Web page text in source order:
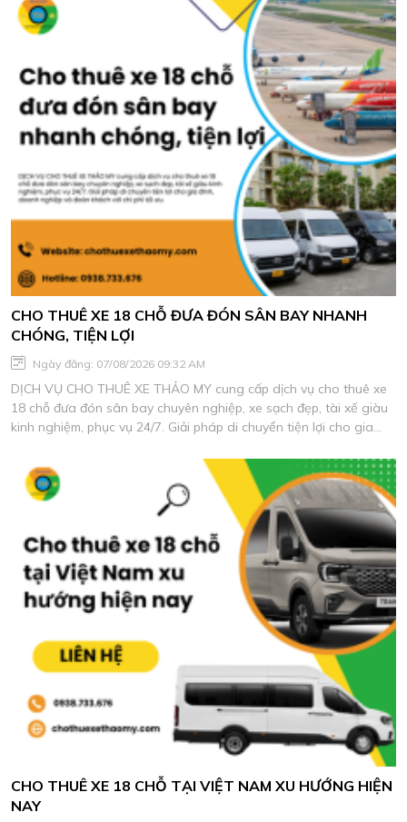
CHO THUÊ XE 18 CHỖ ĐƯA ĐÓN SÂN BAY NHANH
CHÓNG, TIỆN LỢI
Ngày đăng: 07/08/2026 09:32 AM
DỊCH VỤ CHO THUÊ XE THẢO MY cung cấp dịch vụ cho thuê xe
18 chỗ đưa đón sân bay chuyên nghiệp, xe sạch đẹp, tài xế giàu
kinh nghiệm, phục vụ 24/7. Giải pháp di chuyển tiện lợi cho gia
CHO THUÊ XE 18 CHỖ TẠI VIỆT NAM XU HƯỚNG HIỆN
NAY